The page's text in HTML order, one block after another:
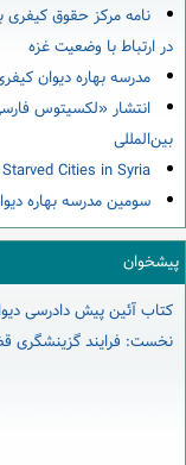
نامه مرکز حقوق کیفری
در ارتباط با وضعیت غزه
مدرسه بهاره دیوان کیفری
انتشار «لکسیتوس
بین‌المللی
Cities in Syria
سومین مدرسه بهاره
پیشخوان
کتاب آئین پیش دادرسی
نخست: فرایند گزینشگری